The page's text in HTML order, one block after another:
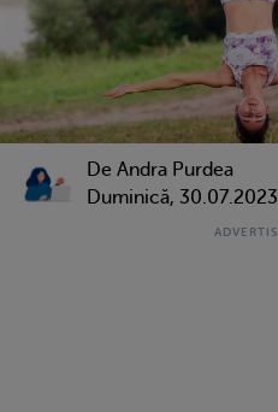
De Andra Purdea
Duminică, 30.07.2023